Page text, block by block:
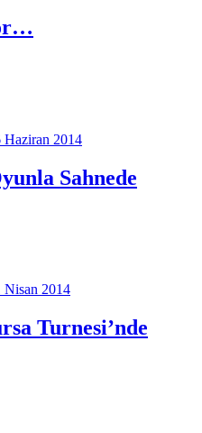
Haziran 2014
Sahnede
Nisan 2014
Turnesi’nde